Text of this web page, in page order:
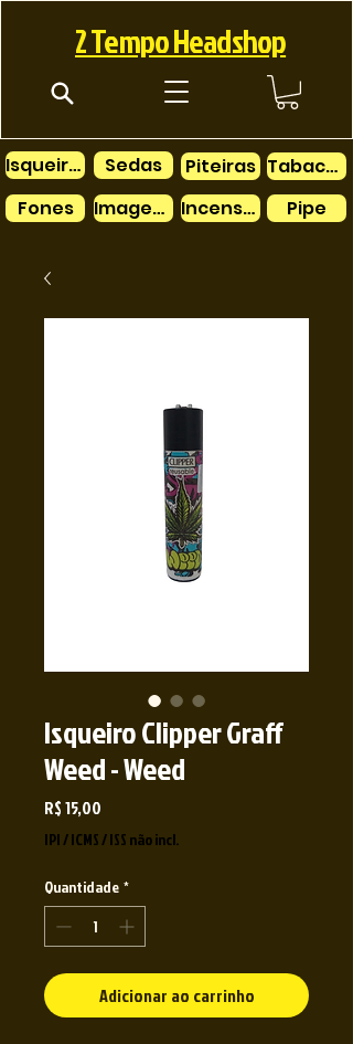
2 Tempo Headshop
Isqueiros
Fones
Sedas
Imagens
Piteiras
Tabacos
Incensos
Pipe
Isqueiro Clipper Graff
Weed - Weed
R$ 15,00
IPI / ICMS / ISS não incl.
Quantidade *
Adicionar ao carrinho